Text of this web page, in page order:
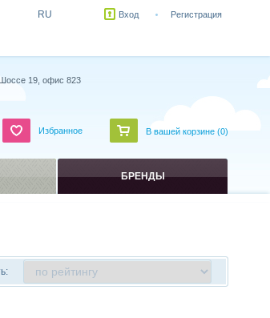
RU Вход Регистрация
19, офис 823
Избранное В вашей корзине (0)
БРЕНДЫ